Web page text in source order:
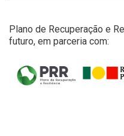
Plano de Recuperação e
futuro, em parceria com: